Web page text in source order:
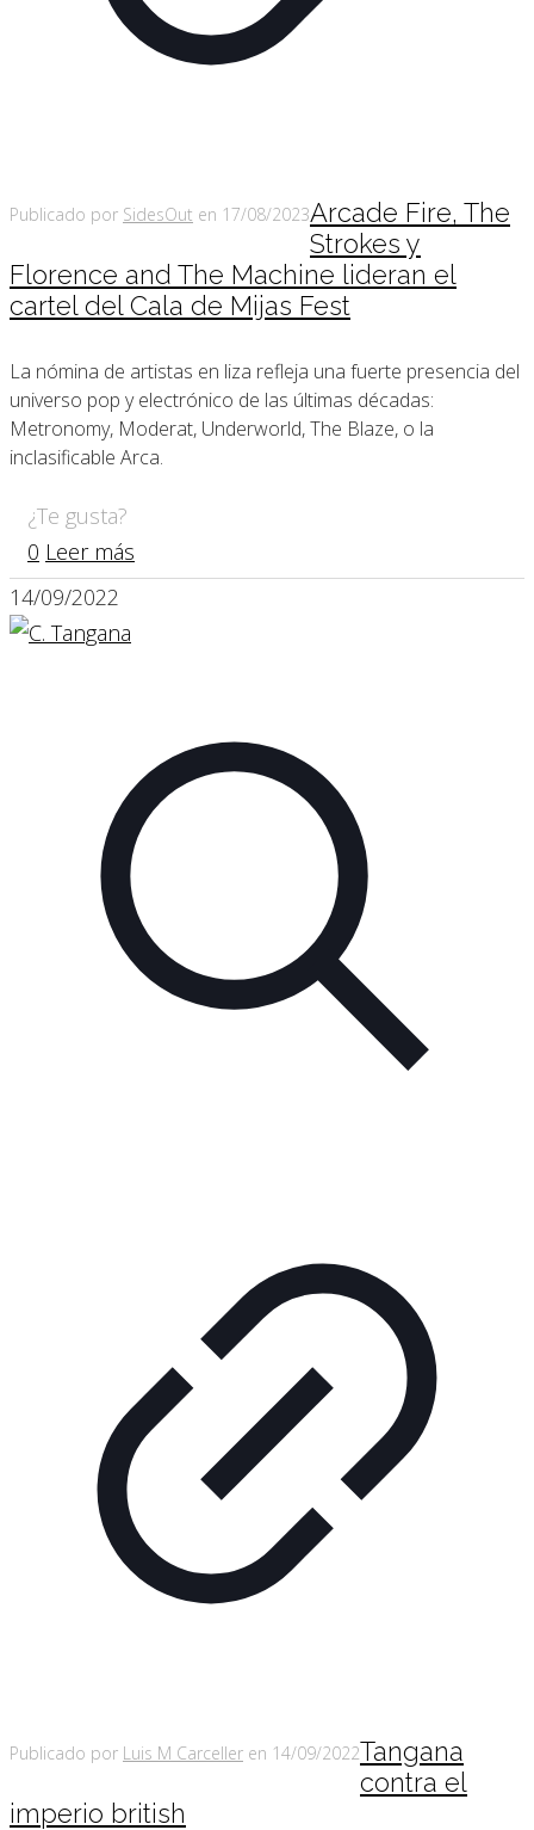
Publicado por SidesOut en 17/08/2023Arcade Fire, The
Strokes y
Florence and The Machine lideran el
cartel del Cala de Mijas Fest
La nómina de artistas en liza refleja una fuerte presencia del
universo pop y electrónico de las últimas décadas:
Metronomy, Moderat, Underworld, The Blaze, o la
inclasificable Arca.
¿Te gusta?
0 Leer más
14/09/2022
Publicado por Luis M Carceller en 14/09/2022Tangana
contra el
imperio british